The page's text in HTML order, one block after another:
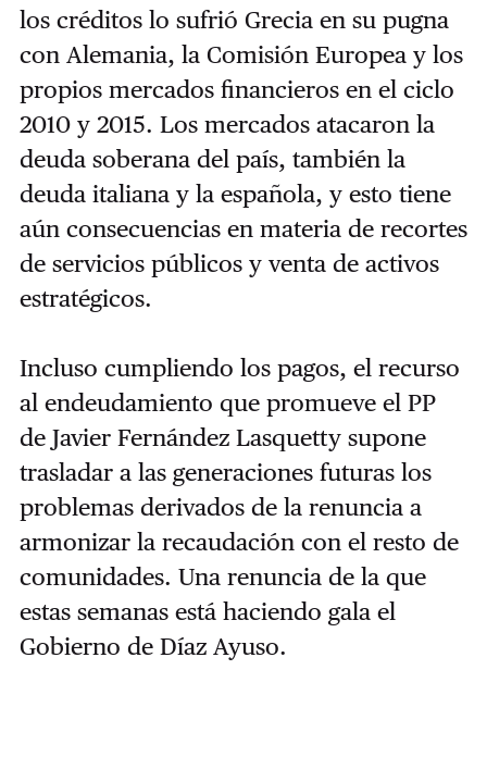
los créditos lo sufrió Grecia en su pugna
con Alemania, la Comisión Europea y los
propios mercados financieros en el ciclo
2010 y 2015. Los mercados atacaron la
deuda soberana del país, también la
deuda italiana y la española, y esto tiene
aún consecuencias en materia de recortes
de servicios públicos y venta de activos
estratégicos.
Incluso cumpliendo los pagos, el recurso
al endeudamiento que promueve el PP
de Javier Fernández Lasquetty supone
trasladar a las generaciones futuras los
problemas derivados de la renuncia a
armonizar la recaudación con el resto de
comunidades. Una renuncia de la que
estas semanas está haciendo gala el
Gobierno de Díaz Ayuso.